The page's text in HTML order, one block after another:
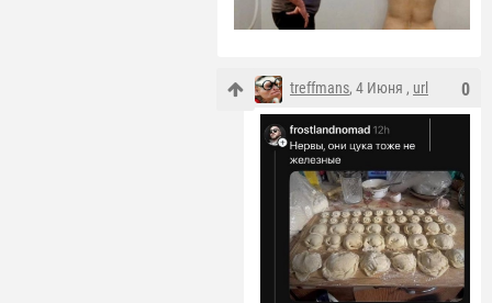
0
treffmans, 4 Июня , url